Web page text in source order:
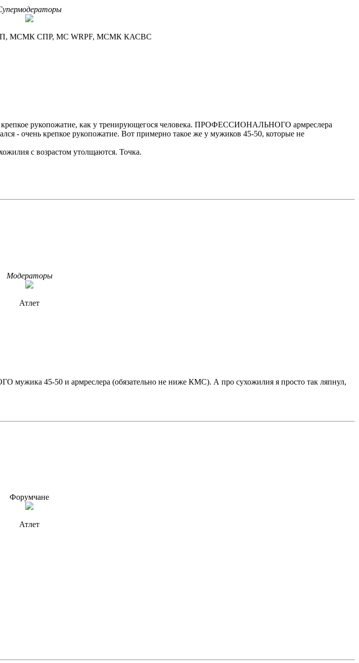
МСМК СПР, МС WRPF, МСМК КАСВС
крепкое рукопожатие, как у тренирующегося человека. ПРОФЕССИОНАЛЬНОГО армреслера
- очень крепкое рукопожатие. Вот примерно такое же у мужиков 45-50, которые не
с возрастом утолщаются. Точка.
Модераторы
Атлет
мужика 45-50 и армреслера (обязательно не ниже КМС). А про сухожилия я просто так ляпнул,
Форумчане
Атлет